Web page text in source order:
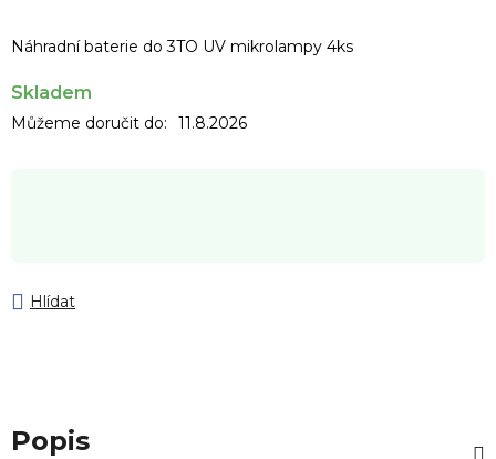
Náhradní baterie do 3TO UV mikrolampy 4ks
Skladem
Můžeme doručit do: 11.8.2026
Hlídat
Popis